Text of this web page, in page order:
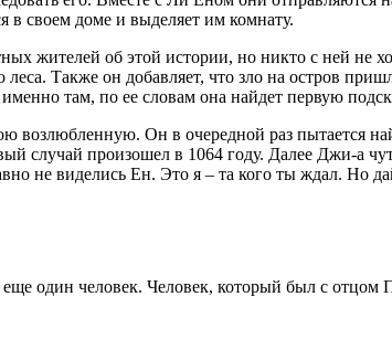
в своем доме и выделяет им комнату.
жителей об этой истории, но никто с ней не
леса. Также он добавляет, что зло на остров
там, по ее словам она найдет первую
возлюбленную. Он в очередной раз пытается
случай произошел в 1064 году. Далее Джи-а
не виделись Ен. Это я – та кого ты ждал. Но
еще один человек. Человек, который был с